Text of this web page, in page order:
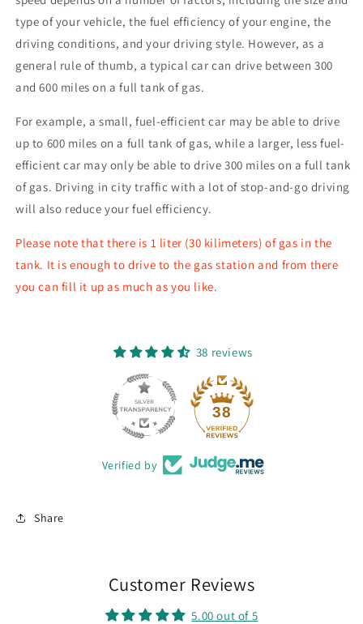
type of your vehicle, the fuel efficiency of your engine, the
driving conditions, and your driving style. However, as a
general rule of thumb, a typical car can drive between 300
and 600 miles on a full tank of gas.
For example, a small, fuel-efficient car may be able to drive
up to 600 miles on a full tank of gas, while a larger, less fuel-
efficient car may only be able to drive 300 miles on a full tank
of gas. Driving in city traffic with a lot of stop-and-go driving
will also reduce your fuel efficiency.
Please note that there is 1 liter (30 kilimeters) of gas in the
tank. It is enough to drive to the gas station and from there
you can fill it up as much as you like.
38 reviews
38
Verified by
Share
Customer Reviews
5.00 out of 5